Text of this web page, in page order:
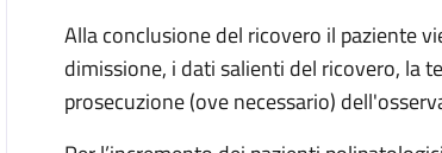
Alla conclusione del ricovero il paziente
dimissione, i dati salienti del ricovero, la
prosecuzione (ove necessario)